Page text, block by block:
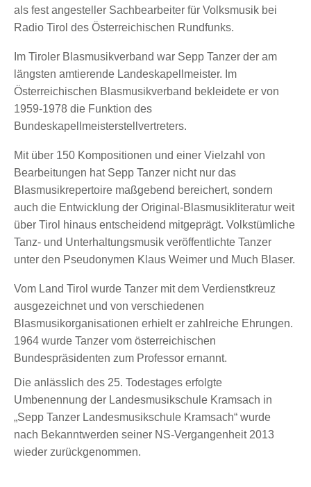
als fest angesteller Sachbearbeiter für Volksmusik bei
Radio Tirol des Österreichischen Rundfunks.
Im Tiroler Blasmusikverband war Sepp Tanzer der am
längsten amtierende Landeskapellmeister. Im
Österreichischen Blasmusikverband bekleidete er von
1959-1978 die Funktion des
Bundeskapellmeisterstellvertreters.
Mit über 150 Kompositionen und einer Vielzahl von
Bearbeitungen hat Sepp Tanzer nicht nur das
Blasmusikrepertoire maßgebend bereichert, sondern
auch die Entwicklung der Original-Blasmusikliteratur weit
über Tirol hinaus entscheidend mitgeprägt. Volkstümliche
Tanz- und Unterhaltungsmusik veröffentlichte Tanzer
unter den Pseudonymen Klaus Weimer und Much Blaser.
Vom Land Tirol wurde Tanzer mit dem Verdienstkreuz
ausgezeichnet und von verschiedenen
Blasmusikorganisationen erhielt er zahlreiche Ehrungen.
1964 wurde Tanzer vom österreichischen
Bundespräsidenten zum Professor ernannt.
Die anlässlich des 25. Todestages erfolgte
Umbenennung der Landesmusikschule Kramsach in
„Sepp Tanzer Landesmusikschule Kramsach“ wurde
nach Bekanntwerden seiner NS-Vergangenheit 2013
wieder zurückgenommen.